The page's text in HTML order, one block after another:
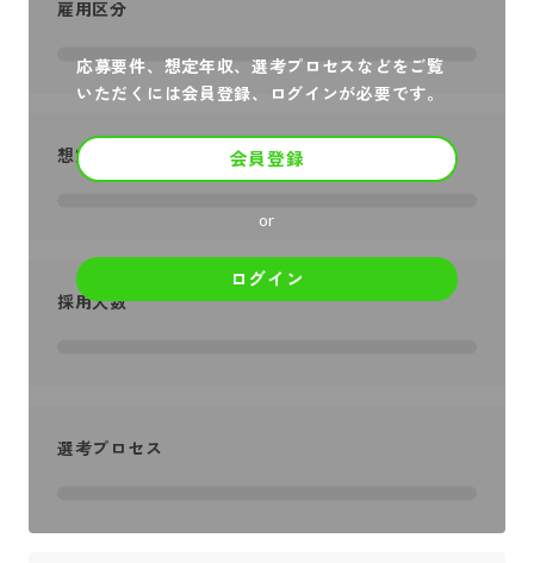
応募要件、想定年収、選考プロセスなどをご覧
いただくには会員登録、ログインが必要です。
会員登録
or
ログイン
雇用区分
想定年収
採用人数
選考プロセス